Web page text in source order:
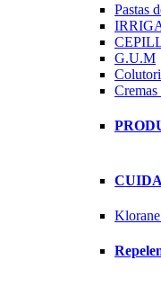
Pastas
G.U.M